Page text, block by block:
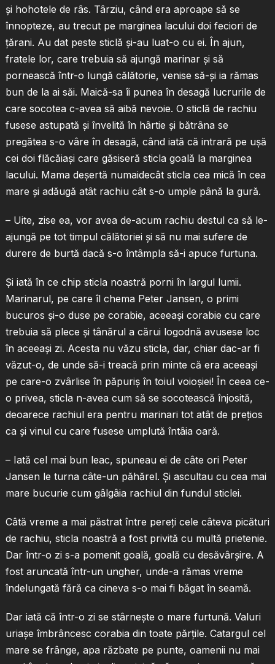
şi hohotele de râs. Târziu, când era aproape să se
înnopteze, au trecut pe marginea lacului doi feciori de
ţărani. Au dat peste sticlă şi-au luat-o cu ei. În ajun,
fratele lor, care trebuia să ajungă marinar şi să
pornească într-o lungă călătorie, venise să-şi ia rămas
bun de la ai săi. Maică-sa îi punea în desagă lucrurile de
care socotea c-avea să aibă nevoie. O sticlă de rachiu
fusese astupată şi învelită în hârtie şi bătrâna se
pregătea s-o vâre în desagă, când iată că intrară pe uşă
cei doi flăcăiaşi care găsiseră sticla goală la marginea
lacului. Mama deşertă numaidecât sticla cea mică în cea
mare şi adăugă atât rachiu cât s-o umple până la gură.
– Uite, zise ea, vor avea de-acum rachiu destul ca să le-
ajungă pe tot timpul călătoriei şi să nu mai sufere de
durere de burtă dacă s-o întâmpla să-i apuce furtuna.
Şi iată în ce chip sticla noastră porni în largul lumii.
Marinarul, pe care îl chema Peter Jansen, o primi
bucuros şi-o duse pe corabie, aceeaşi corabie cu care
trebuia să plece şi tânărul a cărui logodnă avusese loc
în aceeaşi zi. Acesta nu văzu sticla, dar, chiar dac-ar fi
văzut-o, de unde să-i treacă prin minte că era aceeaşi
pe care-o zvârlise în păpuriş în toiul voioşiei! În ceea ce-
o privea, sticla n-avea cum să se socotească înjosită,
deoarece rachiul era pentru marinari tot atât de preţios
ca şi vinul cu care fusese umplută întâia oară.
– Iată cel mai bun leac, spuneau ei de câte ori Peter
Jansen le turna câte-un păhărel. Şi ascultau cu cea mai
mare bucurie cum gâlgâia rachiul din fundul sticlei.
Câtă vreme a mai păstrat între pereţi cele câteva picături
de rachiu, sticla noastră a fost privită cu multă prietenie.
Dar într-o zi s-a pomenit goală, goală cu desăvârşire. A
fost aruncată într-un ungher, unde-a rămas vreme
îndelungată fără ca cineva s-o mai fi băgat în seamă.
Dar iată că într-o zi se stârneşte o mare furtună. Valuri
uriaşe îmbrâncesc corabia din toate părţile. Catargul cel
mare se frânge, apa răzbate pe punte, oamenii nu mai